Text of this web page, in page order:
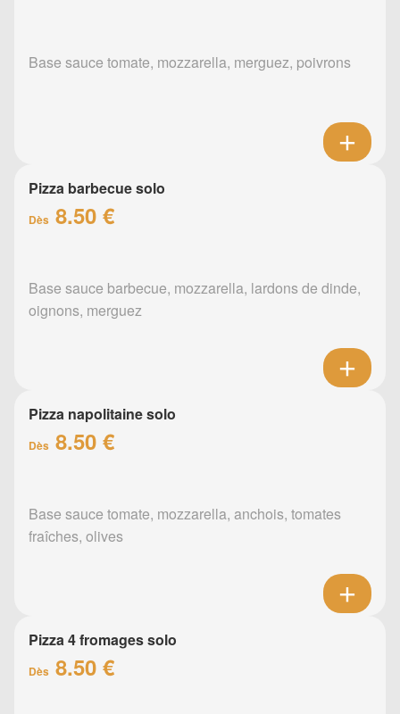
Base sauce tomate, mozzarella, merguez, poivrons
Pizza barbecue solo
Dès 8.50 €
Base sauce barbecue, mozzarella, lardons de dinde,
oignons, merguez
Pizza napolitaine solo
Dès 8.50 €
Base sauce tomate, mozzarella, anchois, tomates
fraîches, olives
Pizza 4 fromages solo
Dès 8.50 €